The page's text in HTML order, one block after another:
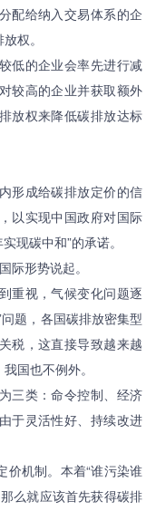
配给纳入交易体系的企
权。
的企业会率先进行减
较高的企业并获取额外
放权来降低碳排放达标
成给碳排放定价的信
以实现中国政府对国际
现碳中和”的承诺。
形势说起。
视，气候变化问题逐
题，各国碳排放密集型
税，这直接导致越来越
国也不例外。
类：命令控制、经济
于灵活性好、持续改进
机制。本着“谁污染谁
么就应该首先获得碳排